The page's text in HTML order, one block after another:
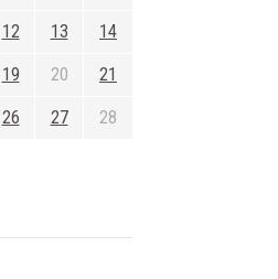
12 13 14
19 20 21
26 27
28